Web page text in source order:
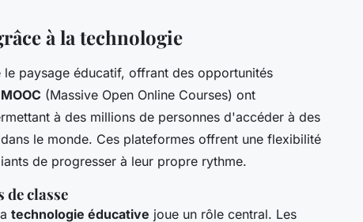
à la technologie
le paysage éducatif, offrant des opportunités
MOOC (Massive Open Online Courses) ont
à des millions de personnes d'accéder à des
le monde. Ces plateformes offrent une flexibilité
de progresser à leur propre rythme.
de classe
technologie éducative joue un rôle central. Les